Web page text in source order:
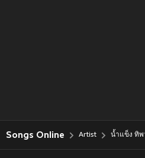
Songs Online Artist น้ำแข็ง ทิ